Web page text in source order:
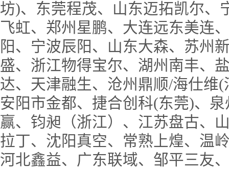
坊)、东莞程茂、山东迈拓凯尔、
飞虹、郑州星鹏、大连远东美连
阳、宁波辰阳、山东大森、苏州
盛、浙江物得宝尔、湖州南丰、
达、天津融生、沧州鼎顺/海仕维
安阳市金都、捷合创科(东莞)、
赢、钧昶（浙江）、江苏盘古、
拉丁、沈阳真空、常熟上煌、温
河北鑫益、广东联域、邹平三友